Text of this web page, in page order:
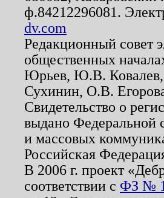
ф.84212296081.
dv.com
Редакционный совет
общественных
Юрьев, Ю.В.
Сухинин, О.В.
Свидетельство о
выдано Федеральной
и массовых
Российская
В 2006 г. проект
соответствии с ФЗ №